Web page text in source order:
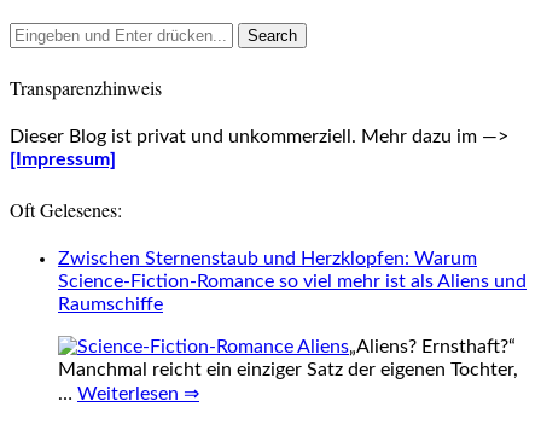
Transparenzhinweis
Dieser Blog ist privat und unkommerziell. Mehr dazu im —>
[Impressum]
Oft Gelesenes:
Zwischen Sternenstaub und Herzklopfen: Warum
Science-Fiction-Romance so viel mehr ist als Aliens und
Raumschiffe
„Aliens? Ernsthaft?“
Manchmal reicht ein einziger Satz der eigenen Tochter,
… Weiterlesen ⇒